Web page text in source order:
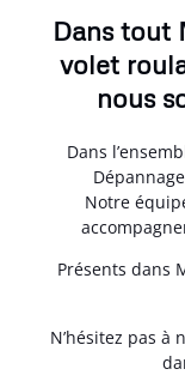
Dans tout
volet
nous
Dans
Notre
Présents dans
N’hésitez pas à